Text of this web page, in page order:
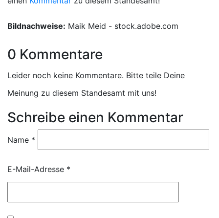
Bildnachweise: Maik Meid - stock.adobe.com
0 Kommentare
Leider noch keine Kommentare. Bitte teile Deine
Meinung zu diesem Standesamt mit uns!
Schreibe einen Kommentar
Name *
E-Mail-Adresse *